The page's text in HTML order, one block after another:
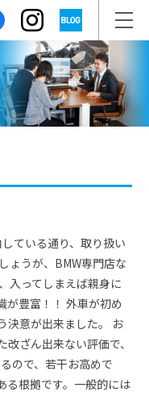
ている通り、取り扱い
ょうが、BMW専門店な
入ってしまえば親身に
が豊富！！ 外車が初め
決意が出来ました。 お
ざん出来ない評価で、
ので、若干お高めで
る根拠です。一般的には